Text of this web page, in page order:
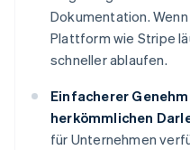
Dokumentation.
Plattform wie Stripe
schneller ablaufen.
Einfacherer
herkömmlichen
für Unternehmen